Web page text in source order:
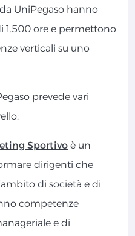
UniPegaso hanno
1.500 ore e permettono
verticali su uno
prevede vari
Sportivo è un
dirigenti che
di società e di
competenze
e di